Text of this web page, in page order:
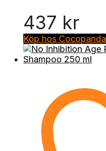
437 kr
Köp hos Cocopanda